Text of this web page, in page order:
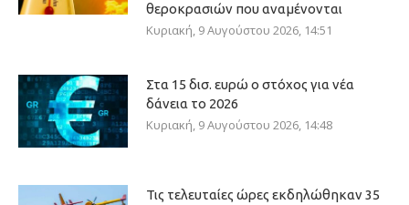
θεροκρασιών που αναμένονται
Κυριακή, 9 Αυγούστου 2026, 14:51
Στα 15 δισ. ευρώ ο στόχος για νέα
δάνεια το 2026
Κυριακή, 9 Αυγούστου 2026, 14:48
Τις τελευταίες ώρες εκδηλώθηκαν 35